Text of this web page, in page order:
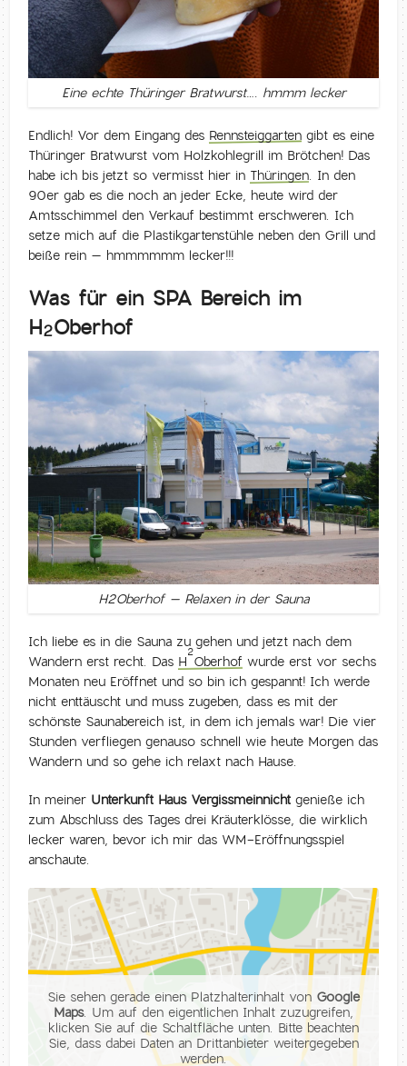
Eine echte Thüringer Bratwurst…. hmmm lecker
Endlich! Vor dem Eingang des Rennsteiggarten gibt es eine
Thüringer Bratwurst vom Holzkohlegrill im Brötchen! Das
habe ich bis jetzt so vermisst hier in Thüringen. In den
90er gab es die noch an jeder Ecke, heute wird der
Amtsschimmel den Verkauf bestimmt erschweren. Ich
setze mich auf die Plastikgartenstühle neben den Grill und
beiße rein – hmmmmmm lecker!!!
Was für ein SPA Bereich im
H2Oberhof
H2Oberhof – Relaxen in der Sauna
Ich liebe es in die Sauna zu gehen und jetzt nach dem
Wandern erst recht. Das H
2
Oberhof wurde erst vor sechs
Monaten neu Eröffnet und so bin ich gespannt! Ich werde
nicht enttäuscht und muss zugeben, dass es mit der
schönste Saunabereich ist, in dem ich jemals war! Die vier
Stunden verfliegen genauso schnell wie heute Morgen das
Wandern und so gehe ich relaxt nach Hause.
In meiner Unterkunft Haus Vergissmeinnicht genieße ich
zum Abschluss des Tages drei Kräuterklösse, die wirklich
lecker waren, bevor ich mir das WM-Eröffnungsspiel
anschaute.
Sie sehen gerade einen Platzhalterinhalt von Google
Maps. Um auf den eigentlichen Inhalt zuzugreifen,
klicken Sie auf die Schaltfläche unten. Bitte beachten
Sie, dass dabei Daten an Drittanbieter weitergegeben
werden.